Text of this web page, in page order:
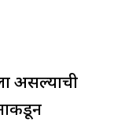
असल्याची